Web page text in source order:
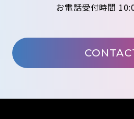
お電話受付時間